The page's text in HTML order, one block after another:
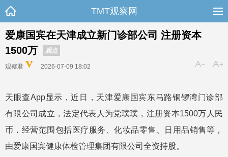
TMT观察网
爱康国宾在天津成立新门诊部公司 注册资本
1500万
观点
观察君 2026-07-09 18:02
天眼查App显示，近日，天津爱康国宾东马路铜锣湾门诊部
有限公司成立，法定代表人为党璞璞，注册资本1500万人民
币，经营范围包括医疗服务、化妆品零售、日用品销售等，
由爱康国宾健康体检管理集团有限公司全资持股。